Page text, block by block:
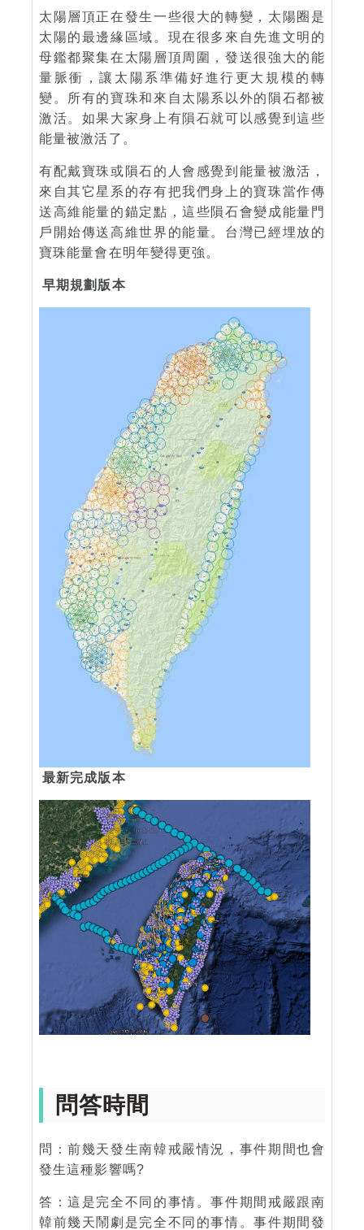
太陽層頂正在發生一些很大的轉變，太陽圈是
太陽的最邊緣區域。現在很多來自先進文明的
母鑑都聚集在太陽層頂周圍，發送很強大的能
量脈衝，讓太陽系準備好進行更大規模的轉
變。所有的寶珠和來自太陽系以外的隕石都被
激活。如果大家身上有隕石就可以感覺到這些
能量被激活了。
有配戴寶珠或隕石的人會感覺到能量被激活，
來自其它星系的存有把我們身上的寶珠當作傳
送高維能量的錨定點，這些隕石會變成能量門
戶開始傳送高維世界的能量。台灣已經埋放的
寶珠能量會在明年變得更強。
早期規劃版本
最新完成版本
問答時間
問：前幾天發生南韓戒嚴情況，事件期間也會
發生這種影響嗎?
答：這是完全不同的事情。事件期間戒嚴跟南
韓前幾天鬧劇是完全不同的事情。事件期間發